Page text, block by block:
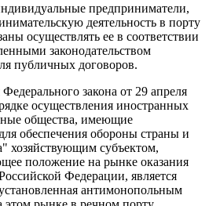
предприниматели,
деятельность в порту
осуществлять ее в соответствии
законодательством
публичных договоров.
закона от 29 апреля
осуществления иностранных
общества, имеющие
обеспечения обороны страны и
хозяйствующим субъектом,
положение на рынке оказания
Федерации, является
антимонопольным